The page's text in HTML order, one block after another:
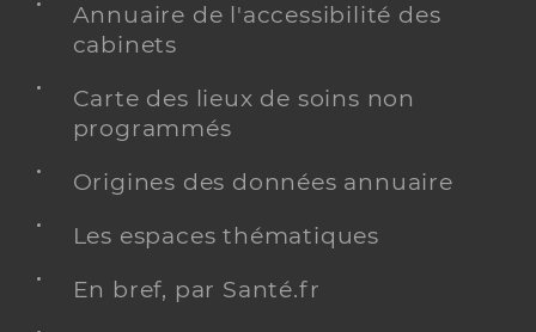
Annuaire de l'accessibilité des
cabinets
Carte des lieux de soins non
programmés
Origines des données annuaire
Les espaces thématiques
En bref, par Santé.fr